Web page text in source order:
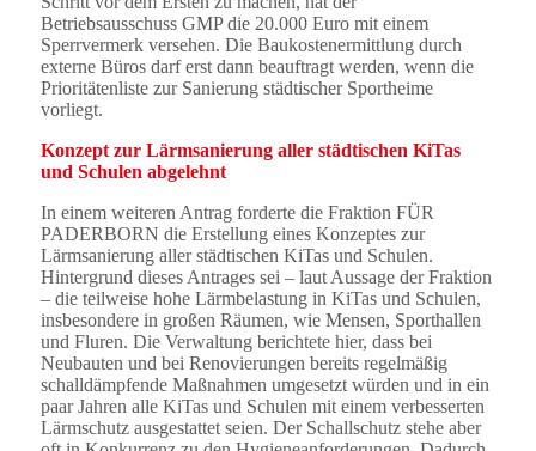
Betriebsausschuss GMP die 20.000 Euro mit einem
Sperrvermerk versehen. Die Baukostenermittlung durch
externe Büros darf erst dann beauftragt werden, wenn die
Prioritätenliste zur Sanierung städtischer Sportheime
vorliegt.
Konzept zur Lärmsanierung aller städtischen KiTas
und Schulen abgelehnt
In einem weiteren Antrag forderte die Fraktion FÜR
PADERBORN die Erstellung eines Konzeptes zur
Lärmsanierung aller städtischen KiTas und Schulen.
Hintergrund dieses Antrages sei – laut Aussage der Fraktion
– die teilweise hohe Lärmbelastung in KiTas und Schulen,
insbesondere in großen Räumen, wie Mensen, Sporthallen
und Fluren. Die Verwaltung berichtete hier, dass bei
Neubauten und bei Renovierungen bereits regelmäßig
schalldämpfende Maßnahmen umgesetzt würden und in ein
paar Jahren alle KiTas und Schulen mit einem verbesserten
Lärmschutz ausgestattet seien. Der Schallschutz stehe aber